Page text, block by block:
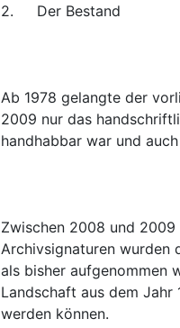
Ab 1978 gelangte der
2009 nur das
Zwischen 2008 und
Archivsignaturen wurden
als bisher aufgenommen
Landschaft aus dem